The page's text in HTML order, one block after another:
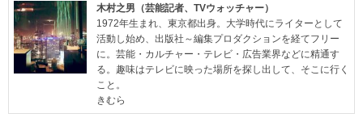
木村之男（芸能記者、TVウォッチャー）
1972年生まれ、東京都出身。大学時代にライターとして
活動し始め、出版社～編集プロダクションを経てフリー
に。芸能・カルチャー・テレビ・広告業界などに精通す
る。趣味はテレビに映った場所を探し出して、そこに行く
こと。
きむら